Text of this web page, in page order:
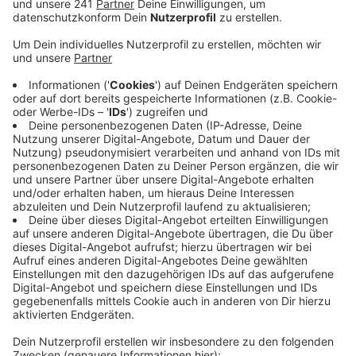
Kalk. Auf der Rückbank fanden die Beamten etwa
ein Kilogramm Cannabis, eingeschweißt in einer
Plastiktüte, und einen Metallspieß.
Anzeige
Rund ein Kilo Cannabis und eine Schusswaffe
Anzeige
Ein Richter gab dann die Erlaubnis, die Wohnung des
jungen Mannes in Niederkassel zu durchsuchen. Dort
fanden die Beamten unter anderem eine scharfe
Schusswaffe, einen Elektroschocker, ein Pfefferspray
und eine Feinwaage. Der Niederkasseler soll noch